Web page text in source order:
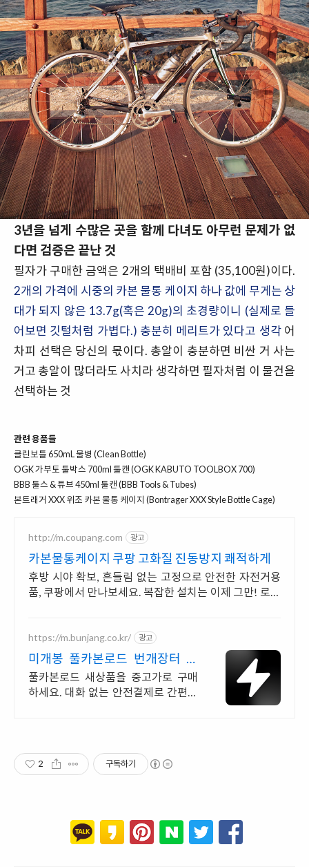
3년을 넘게 수많은 곳을 함께 다녀도 아무런 문제가 없
다면 검증은 끝난 것
필자가 구매한 금액은 2개의 택배비 포함 (35,100원)이다.
2개의 가격에 시중의 카본 물통 케이지 하나 값에 무게는 상
대가 되지 않은 13.7g(혹은 20g)의 초경량이니 (실제로 들
어보면 깃털처럼 가볍다.) 충분히 메리트가 있다고 생각 어
차피 선택은 당신의 몫이다. 총알이 충분하면 비싼 거 사는
거고 총알이 많더라도 사치라 생각하면 필자처럼 이 물건을
선택하는 것
관련 용품들
클린보틀 650mL 물병 (Clean Bottle)
OGK 가부토 툴박스 700ml 툴캔 (OGK KABUTO TOOLBOX 700)
BBB 툴스 & 튜브 450ml 툴캔 (BBB Tools & Tubes)
본트래거 XXX 위조 카본 물통 케이지 (Bontrager XXX Style Bottle Cage)
http://m.coupang.com 광고
카본물통케이지 쿠팡 고화질 진동방지 쾌적하게
후방 시야 확보, 흔들림 없는 고정으로 안전한 자전거용
품, 쿠팡에서 만나보세요. 복잡한 설치는 이제 그만! 로켓
https://m.bunjang.co.kr/ 광고
미개봉 풀카본로드 번개장터 국
내 최대 브랜드 중고거래
풀카본로드 새상품을 중고가로 구매
하세요. 대화 없는 안전결제로 간편하
2 구독하기